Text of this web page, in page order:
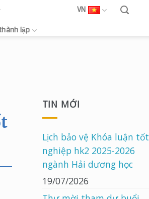
lập
VN
TIN MỚI
Lịch bảo vệ Khóa luận tốt
nghiệp hk2 2025-2026
ngành Hải dương học
19/07/2026